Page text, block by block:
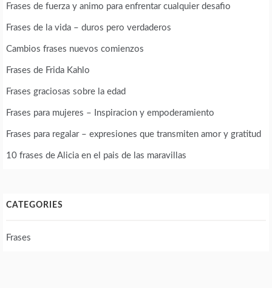
Frases de fuerza y animo para enfrentar cualquier desafio
Frases de la vida – duros pero verdaderos
Cambios frases nuevos comienzos
Frases de Frida Kahlo
Frases graciosas sobre la edad
Frases para mujeres – Inspiracion y empoderamiento
Frases para regalar – expresiones que transmiten amor y gratitud
10 frases de Alicia en el pais de las maravillas
CATEGORIES
Frases